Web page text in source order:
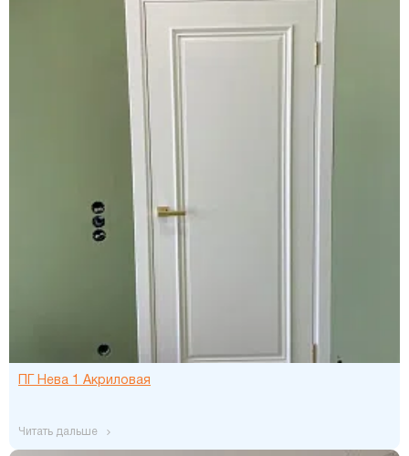
ПГ Нева 1 Акриловая
читать дальше